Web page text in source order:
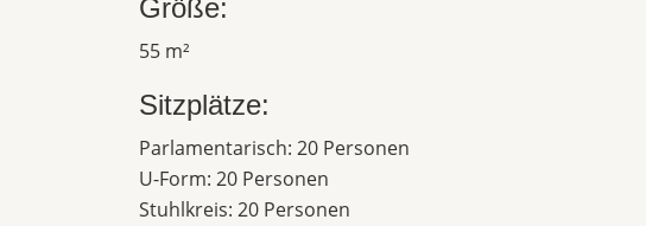
Größe:
55 m²
Sitzplätze:
Parlamentarisch: 20 Personen
U-Form: 20 Personen
Stuhlkreis: 20 Personen